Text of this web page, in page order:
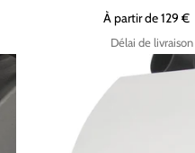
À partir de 129 €
Délai de